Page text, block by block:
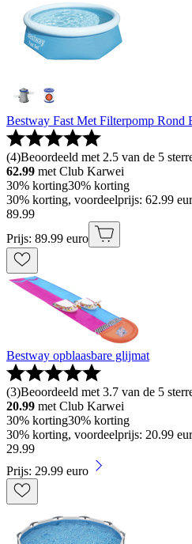
Bestway Fast Met Filterpomp
(4)Beoordeeld met 2.5 van de 5
62.99 met Club Karwei
30% korting30% korting
30% korting, voordeelprijs: 62.99
89.99
Prijs: 89.99 euro
Bestway opblaasbare glijmat
(3)Beoordeeld met 3.7 van de 5
20.99 met Club Karwei
30% korting30% korting
30% korting, voordeelprijs: 20.99
29.99
Prijs: 29.99 euro